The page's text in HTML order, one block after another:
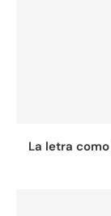
La letra